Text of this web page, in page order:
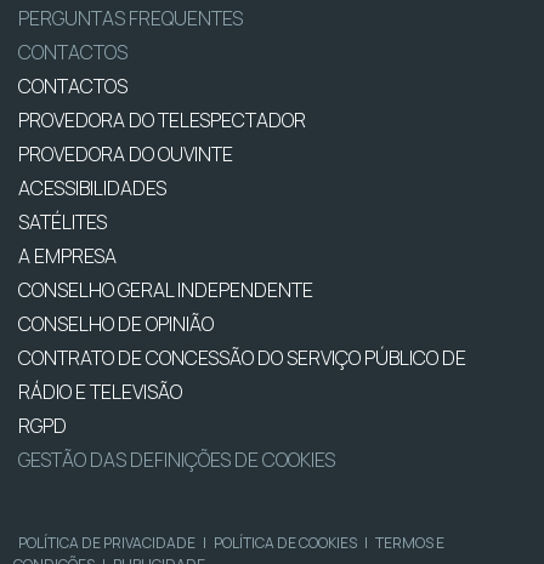
PERGUNTAS FREQUENTES
CONTACTOS
CONTACTOS
PROVEDORA DO TELESPECTADOR
PROVEDORA DO OUVINTE
ACESSIBILIDADES
SATÉLITES
A EMPRESA
CONSELHO GERAL INDEPENDENTE
CONSELHO DE OPINIÃO
CONTRATO DE CONCESSÃO DO SERVIÇO PÚBLICO DE
RÁDIO E TELEVISÃO
RGPD
GESTÃO DAS DEFINIÇÕES DE COOKIES
POLÍTICA DE PRIVACIDADE | POLÍTICA DE COOKIES | TERMOS E